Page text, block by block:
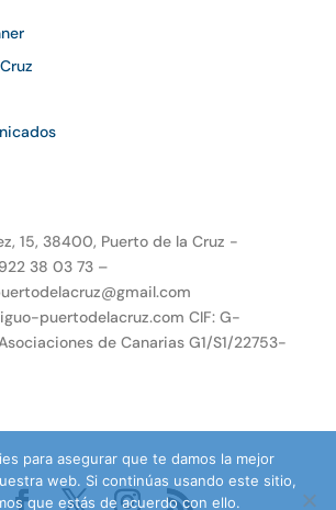
15, 38400, Puerto de la Cruz -
38 03 73 –
puertodelacruz.com CIF: G-
de Canarias G1/S1/22753-
para asegurar que te damos la mejor
web. Si continúas usando este sitio,
que estás de acuerdo con ello.